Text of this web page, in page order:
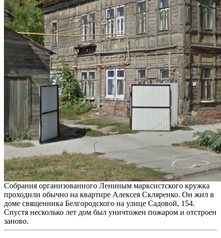
Собрания организованного Лениным марксистского кружка
проходили обычно на квартире Алексея Скляренко. Он жил в
доме священника Белгородского на улице Садовой, 154.
Спустя несколько лет дом был уничтожен пожаром и отстроен
заново.